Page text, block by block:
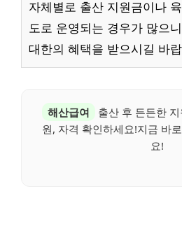
자체별로 출산 지원금이나
도로 운영되는 경우가 많으
대한의 혜택을 받으시길 바
해산급여
출산 후 든든한
원, 자격 확인하세요!지금 바
요!